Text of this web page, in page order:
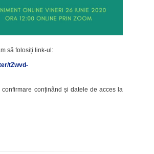
să folosiți link-ul:
tZwvd-
conținând și datele de acces la